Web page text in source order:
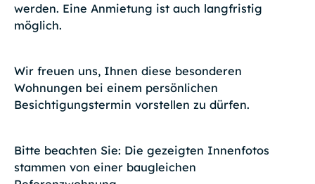
werden. Eine Anmietung ist auch langfristig
möglich.
Wir freuen uns, Ihnen diese besonderen
Wohnungen bei einem persönlichen
Besichtigungstermin vorstellen zu dürfen.
Bitte beachten Sie: Die gezeigten Innenfotos
stammen von einer baugleichen